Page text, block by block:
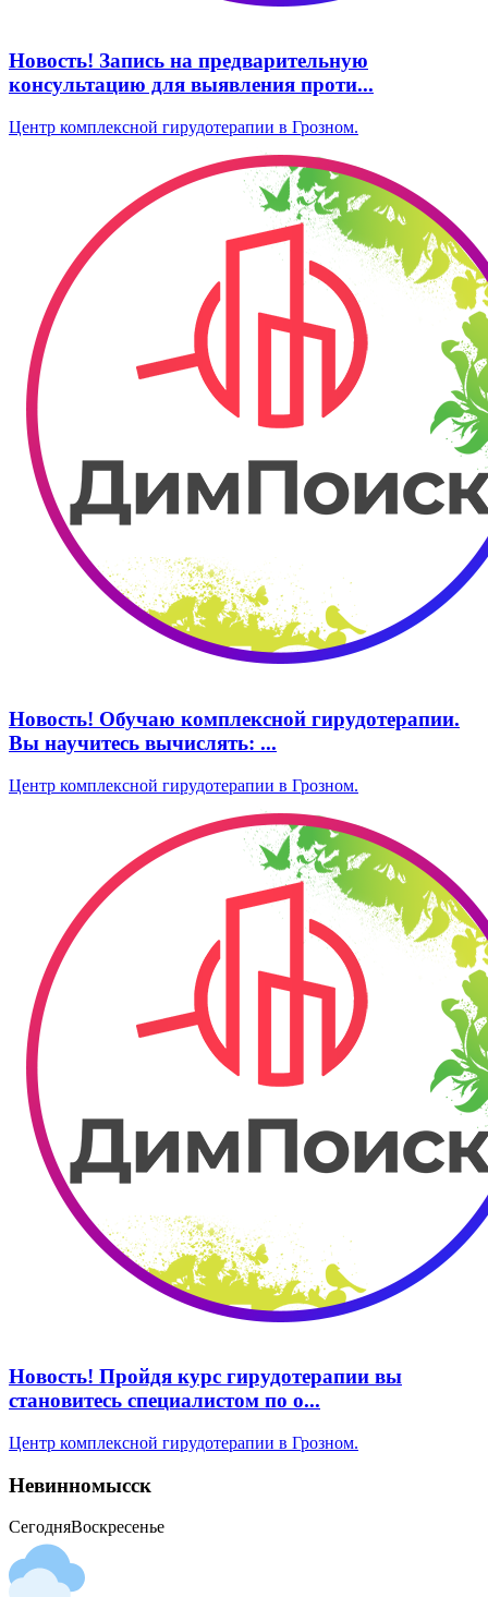
Новость! Запись на предварительную
консультацию для выявления проти...
Центр комплексной гирудотерапии в Грозном.
Новость! Обучаю комплексной гирудотерапии.
Вы научитесь вычислять: ...
Центр комплексной гирудотерапии в Грозном.
Новость! Пройдя курс гирудотерапии вы
становитесь специалистом по о...
Центр комплексной гирудотерапии в Грозном.
Невинномысск
СегодняВоскресенье